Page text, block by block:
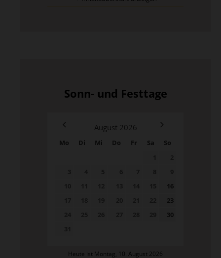
Sonn- und Festtage
August 2026
Mo Di Mi Do Fr Sa
So
16
23
30
Heute ist Montag, 10. August 2026